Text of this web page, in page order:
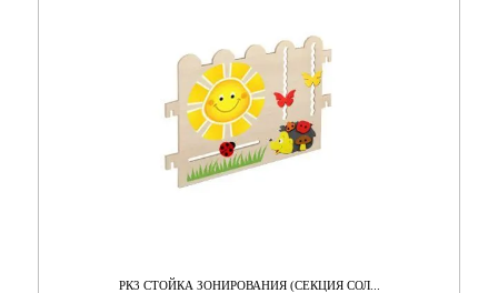
РК3 СТОЙКА ЗОНИРОВАНИЯ (СЕКЦИЯ СОЛ...